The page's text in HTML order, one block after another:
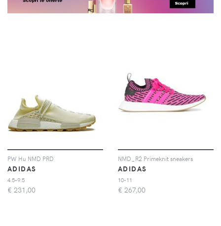
PW Hu NMD PRD
ADIDAS
4.5-9.5
€ 231,00
NMD_R2 Primeknit sneakers
ADIDAS
10-11
€ 267,00